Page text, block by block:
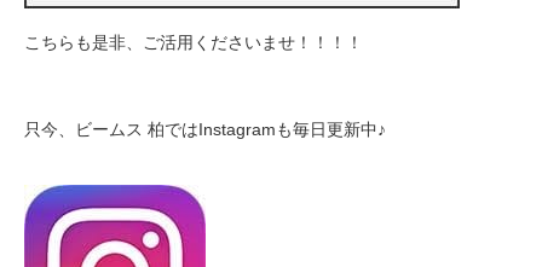
こちらも是非、ご活用くださいませ！！！！
只今、ビームス 柏ではInstagramも毎日更新中♪